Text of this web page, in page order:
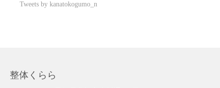
Tweets by kanatokogumo_n
整体くらら